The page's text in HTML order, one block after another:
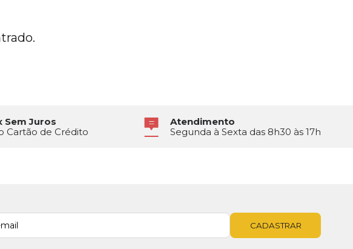
Sem Juros
Cartão de Crédito
Atendimento
Segunda à Sexta das 8h30 às 17h
CADASTRAR